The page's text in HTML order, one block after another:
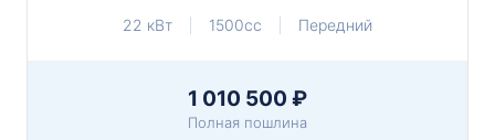
22 кВт
1500cc Передний
1 010 500 ₽
Полная пошлина